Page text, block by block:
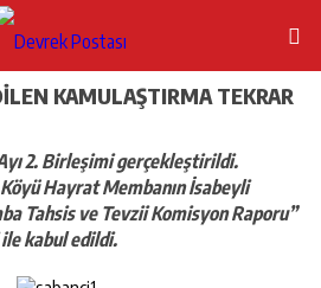
KAMULAŞTIRMA TEKRAR
2. Birleşimi gerçekleştirildi.
Hayrat Membanın İsabeyli
Tahsis ve Tevzii Komisyon Raporu”
kabul edildi.